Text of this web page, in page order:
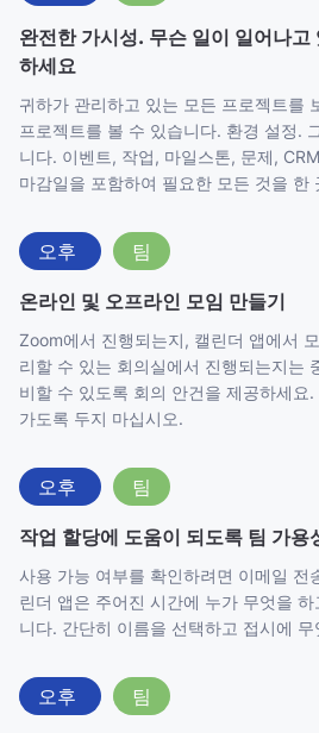
완전한 가시성. 무슨 일이 일어나고
하세요
귀하가 관리하고 있는 모든 프로젝트를
프로젝트를 볼 수 있습니다. 환경 설정.
니다. 이벤트, 작업, 마일스톤, 문제,
마감일을 포함하여 필요한 모든 것을 한
오후 팀
온라인 및 오프라인 모임 만들기
Zoom에서 진행되는지, 캘린더 앱에서
리할 수 있는 회의실에서 진행되는지는
비할 수 있도록 회의 안건을 제공하세요
가도록 두지 마십시오.
오후 팀
작업 할당에 도움이 되도록 팀 가용
사용 가능 여부를 확인하려면 이메일 전
린더 앱은 주어진 시간에 누가 무엇을
니다. 간단히 이름을 선택하고 접시에
오후 팀